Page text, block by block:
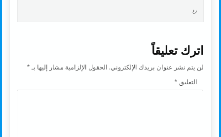
رد
اترك تعليقاً
لن يتم نشر عنوان بريدك الإلكتروني. الحقول الإلزامية مشار إليها بـ *
التعليق *